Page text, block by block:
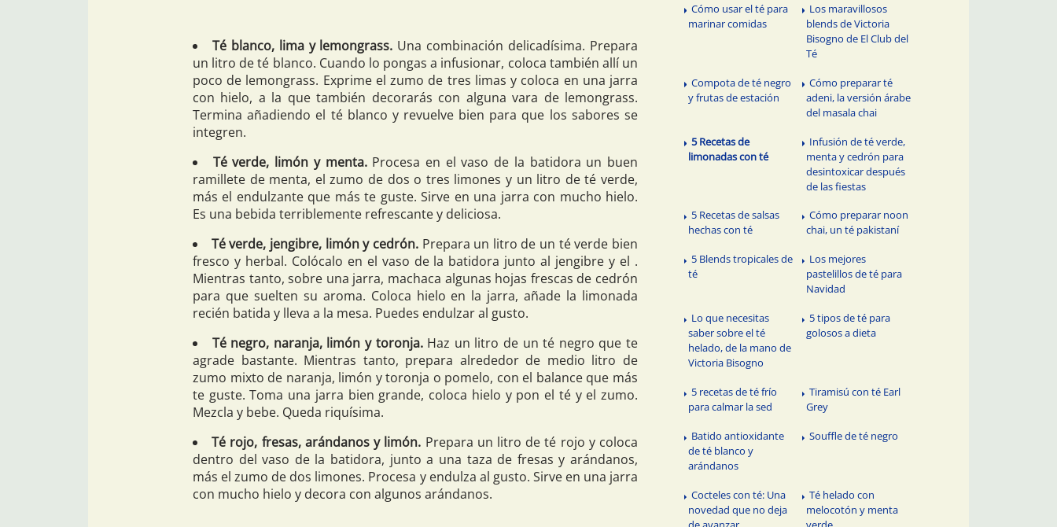
Té blanco, lima y lemongrass. Una combinación delicadísima. Prepara
un litro de té blanco. Cuando lo pongas a infusionar, coloca también allí un
poco de lemongrass. Exprime el zumo de tres limas y coloca en una jarra
con hielo, a la que también decorarás con alguna vara de lemongrass.
Termina añadiendo el té blanco y revuelve bien para que los sabores se
integren.
Té verde, limón y menta.Procesa en el vaso de la batidora un buen
ramillete de menta, el zumo de dos o tres limones y un litro de té verde,
más el endulzante que más te guste. Sirve en una jarra con mucho hielo.
Es una bebida terriblemente refrescante y deliciosa.
Té verde, jengibre, limón y cedrón.Prepara un litro de un té verde bien
fresco y herbal. Colócalo en el vaso de la batidora junto al jengibre y el .
Mientras tanto, sobre una jarra, machaca algunas hojas frescas de cedrón
para que suelten su aroma. Coloca hielo en la jarra, añade la limonada
recién batida y lleva a la mesa. Puedes endulzar al gusto.
Té negro, naranja, limón y toronja.Haz un litro de un té negro que te
agrade bastante. Mientras tanto, prepara alrededor de medio litro de
zumo mixto de naranja, limón y toronja o pomelo, con el balance que más
te guste. Toma una jarra bien grande, coloca hielo y pon el té y el zumo.
Mezcla y bebe. Queda riquísima.
Té rojo, fresas, arándanos y limón. Prepara un litro de té rojo y coloca
dentro del vaso de la batidora, junto a una taza de fresas y arándanos,
más el zumo de dos limones. Procesa y endulza al gusto. Sirve en una jarra
con mucho hielo y decora con algunos arándanos.
Cómo usar el té para
marinar comidas
Los maravillosos
blends de Victoria
Bisogno de El Club del
Té
Compota de té negro
y frutas de estación
Cómo preparar té
adeni, la versión árabe
del masala chai
5 Recetas de
limonadas con té
Infusión de té verde,
menta y cedrón para
desintoxicar después
de las fiestas
5 Recetas de salsas
hechas con té
Cómo preparar noon
chai, un té pakistaní
5 Blends tropicales de
té
Los mejores
pastelillos de té para
Navidad
Lo que necesitas
saber sobre el té
helado, de la mano de
Victoria Bisogno
5 tipos de té para
golosos a dieta
5 recetas de té frío
para calmar la sed
Tiramisú con té Earl
Grey
Batido antioxidante
de té blanco y
arándanos
Souffle de té negro
Cocteles con té: Una
novedad que no deja
Té helado con
melocotón y menta